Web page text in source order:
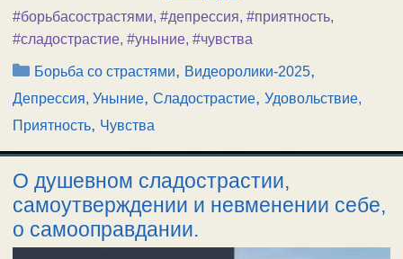
#борьбасострастями, #депрессия, #приятность,
#сладострастие, #уныние, #чувства
Рубрики
Борьба со страстями, Видеоролики-2025,
Депрессия, Уныние, Сладострастие, Удовольствие,
Приятность, Чувства
О душевном сладострастии,
самоутверждении и невменении себе,
о самооправдании.